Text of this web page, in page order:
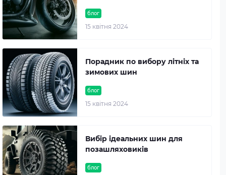
блог
15 квітня 2024
блог
15 квітня 2024
Порадник по вибору літніх та
зимових шин
блог
Вибір ідеальних шин для
позашляховиків